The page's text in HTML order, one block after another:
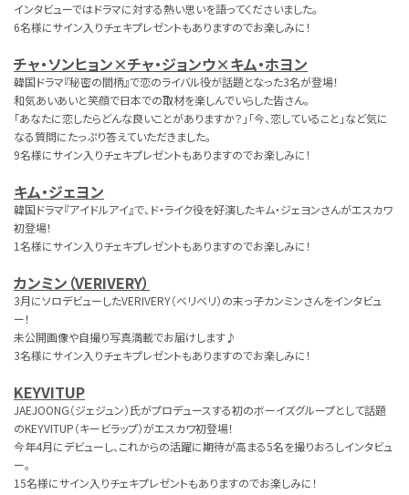
インタビューではドラマに対する熱い思いを語ってくださいました。
6名様にサイン入りチェキプレゼントもありますのでお楽しみに！
チャ・ソンヒョン×チャ・ジョンウ×キム・ホヨン
韓国ドラマ『秘密の間柄』で恋のライバル役が話題となった3名が登場！
和気あいあいと笑顔で日本での取材を楽しんでいらした皆さん。
「あなたに恋したらどんな良いことがありますか？」「今、恋していること」など気に
なる質問にたっぷり答えていただきました。
9名様にサイン入りチェキプレゼントもありますのでお楽しみに！
キム・ジェヨン
韓国ドラマ『アイドルアイ』で、ド・ライク役を好演したキム・ジェヨンさんがエスカワ
初登場！
1名様にサイン入りチェキプレゼントもありますのでお楽しみに！
カンミン（VERIVERY）
3月にソロデビューしたVERIVERY（ベリベリ）の末っ子カンミンさんをインタビュ
ー！
未公開画像や自撮り写真満載でお届けします♪
3名様にサイン入りチェキプレゼントもありますのでお楽しみに！
KEYVITUP
JAEJOONG（ジェジュン）氏がプロデュースする初のボーイズグループとして話題
のKEYVITUP（キービラップ）がエスカワ初登場！
今年4月にデビューし、これからの活躍に期待が高まる5名を撮りおろしインタビュ
ー。
15名様にサイン入りチェキプレゼントもありますのでお楽しみに！